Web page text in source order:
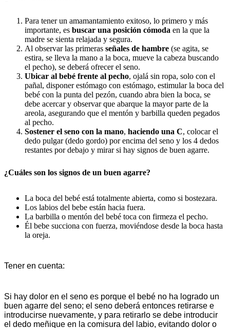
Para tener un amamantamiento exitoso, lo primero y más
importante, es buscar una posición cómoda en la que la
madre se sienta relajada y segura.
Al observar las primeras señales de hambre (se agita, se
estira, se lleva la mano a la boca, mueve la cabeza buscando
el pecho), se deberá ofrecer el seno.
Ubicar al bebé frente al pecho, ojalá sin ropa, solo con el
pañal, disponer estómago con estómago, estimular la boca del
bebé con la punta del pezón, cuando abra bien la boca, se
debe acercar y observar que abarque la mayor parte de la
areola, asegurando que el mentón y barbilla queden pegados
al pecho.
Sostener el seno con la mano, haciendo una C, colocar el
dedo pulgar (dedo gordo) por encima del seno y los 4 dedos
restantes por debajo y mirar si hay signos de buen agarre.
¿Cuáles son los signos de un buen agarre?
La boca del bebé está totalmente abierta, como si bostezara.
Los labios del bebe están hacia fuera.
La barbilla o mentón del bebé toca con firmeza el pecho.
Él bebe succiona con fuerza, moviéndose desde la boca hasta
la oreja.
Tener en cuenta:
Si hay dolor en el seno es porque el bebé no ha logrado un
buen agarre del seno; el seno deberá entonces retirarse e
introducirse nuevamente, y para retirarlo se debe introducir
el dedo meñique en la comisura del labio, evitando dolor o